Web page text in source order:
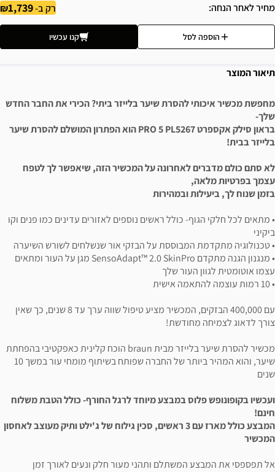
מחיר לאחר הנחה רק ב-1,739
הוספה לסל קנו עכשיו
תיאור המוצר
מחפשת מכשיר איכותי להסרת שיער בלייזר ביתי? הכירי את החבר החדש
שלך-
בראון סילק אקספרט PRO 5 PL5267 הוא הפתרון המושלם להסרת שיער
בלייזר בבית!
לא סתם כולם מדברים לאחרונה על המכשיר הזה, שיאפשר לך לטפח
עצמך בפרטיות מלאה,
בזמן שנוח לך, ביעילות ובמהירות
• מתאים לכל חלקי הגוף- כולל ראשים נוספים לאזורים עדינים כמו פנים וקו
ביקיני
• טכנולוגיה מתקדמת המבוססת על הבזקי אור שנשלחים לשורש השיערה
• מנגנון הגנה מתקדם SensoAdapt™ 2.0 SkinPro מגן על העור ומתאים
עצמו אוטומטית לגוון העור שלך
• 10 רמות עוצמה להתאמה אישית
עם 400,000 הבזקים, המכשיר מציע טיפול שווה ערך עד 8 שנים, כך שאין
צורך לדאוג לצמיחה מחודשת!
מכשיר להסרת שיער בלייזר מבית braun הוכח קלינית כאפקטיבי בהפחתת
שיער, והוא המהיר ביותר של החברה שפותח בשיתוף מומחי עור במשך 10
שנים
ועכשיו בקופונופש פלוס במבצע מיוחד לרגל החורף- כולל הטבת משלוח
חינם!
המבצע כולל מארז עם 3 ראשים, סכין גילוח של ג'ילט ותיק מעוצב לאחסון
המכשיר
אל תפספסי את המבצע המשתלם ותהני מעור חלק ונעים לאורך זמן